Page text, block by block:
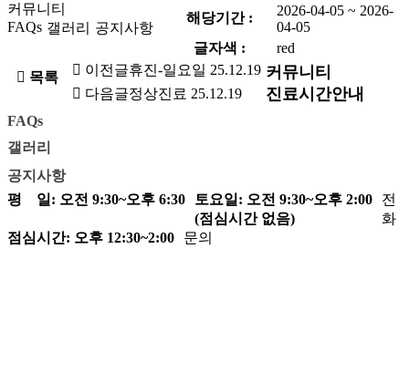
커뮤니티
FAQs 갤러리 공지사항
해당기간 :
2026-04-05 ~ 2026-
04-05
글자색 :
red
목록
이전글휴진-일요일 25.12.19
다음글정상진료 25.12.19
커뮤니티
FAQs
갤러리
공지사항
진료시간안내
평 일: 오전 9:30~오후 6:30
토요일: 오전 9:30~오후 2:00
(점심시간 없음)
점심시간: 오후 12:30~2:00
전
화
문의